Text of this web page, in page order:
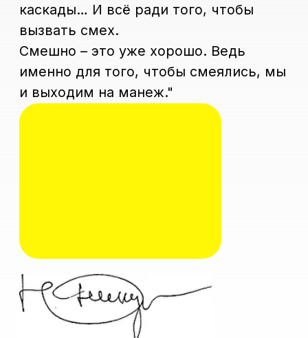
Специализация "Клоунада"
кто имеет профессиональное
Марчевский
Народный артист РСФСР
Направление
"Клоунада"